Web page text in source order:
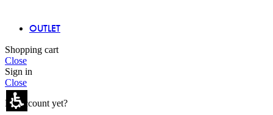
OUTLET
Shopping cart
Close
Sign in
Close
No account yet?